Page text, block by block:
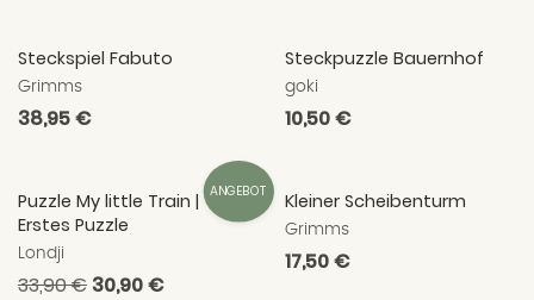
Steckspiel Fabuto
Grimms
Normaler
38,95 €
Steckpuzzle Bauernhof
goki
Normaler
10,50 €
ANGEBOT
Puzzle My little Train |
Erstes Puzzle
Londji
Normaler
33,90 € Normaler
30,90 €
Kleiner Scheibenturm
Grimms
Normaler
17,50 €